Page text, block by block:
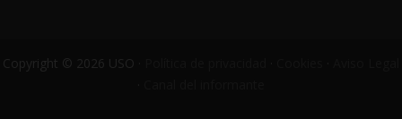
Copyright © 2026 USO ·